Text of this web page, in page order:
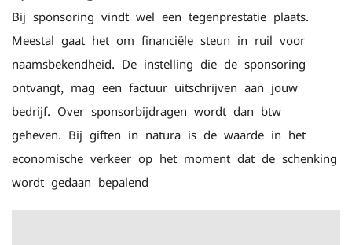
Bij sponsoring vindt wel een tegenprestatie plaats.
Meestal gaat het om financiële steun in ruil voor
naamsbekendheid. De instelling die de sponsoring
ontvangt, mag een factuur uitschrijven aan jouw
bedrijf. Over sponsorbijdragen wordt dan btw
geheven. Bij giften in natura is de waarde in het
economische verkeer op het moment dat de schenking
wordt gedaan bepalend